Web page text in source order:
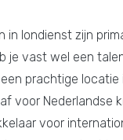
in londienst zijn
je vast wel een
prachtige
voor Nederlandse
voor